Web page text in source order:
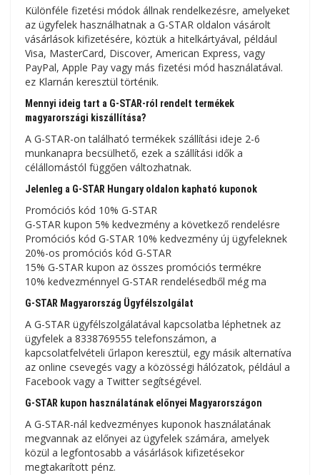
Különféle fizetési módok állnak rendelkezésre, amelyeket
az ügyfelek használhatnak a G-STAR oldalon vásárolt
vásárlások kifizetésére, köztük a hitelkártyával, például
Visa, MasterCard, Discover, American Express, vagy
PayPal, Apple Pay vagy más fizetési mód használatával.
ez Klarnán keresztül történik.
Mennyi ideig tart a G-STAR-ról rendelt termékek
magyarországi kiszállítása?
A G-STAR-on található termékek szállítási ideje 2-6
munkanapra becsülhető, ezek a szállítási idők a
célállomástól függően változhatnak.
Jelenleg a G-STAR Hungary oldalon kapható kuponok
Promóciós kód 10% G-STAR
G-STAR kupon 5% kedvezmény a következő rendelésre
Promóciós kód G-STAR 10% kedvezmény új ügyfeleknek
20%-os promóciós kód G-STAR
15% G-STAR kupon az összes promóciós termékre
10% kedvezménnyel G-STAR rendelésedből még ma
G-STAR Magyarország Ügyfélszolgálat
A G-STAR ügyfélszolgálatával kapcsolatba léphetnek az
ügyfelek a 8338769555 telefonszámon, a
kapcsolatfelvételi űrlapon keresztül, egy másik alternatíva
az online csevegés vagy a közösségi hálózatok, például a
Facebook vagy a Twitter segítségével.
G-STAR kupon használatának előnyei Magyarországon
A G-STAR-nál kedvezményes kuponok használatának
megvannak az előnyei az ügyfelek számára, amelyek
közül a legfontosabb a vásárlások kifizetésekor
megtakarított pénz.